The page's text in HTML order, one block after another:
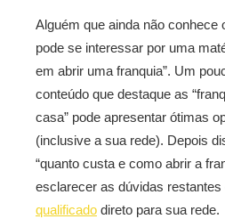
Alguém que ainda não conhece
pode se interessar por uma
em abrir uma franquia”. Um
conteúdo que destaque as
casa” pode apresentar ótimas
(inclusive a sua rede). Depois
“quanto custa e como abrir a
esclarecer as dúvidas restantes
qualificado direto para sua rede.